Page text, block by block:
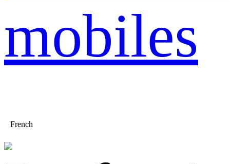
mobiles
French